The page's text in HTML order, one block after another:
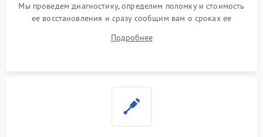
Мы проведем диагностику, определим поломку и стоимость
ее восстановления и сразу сообщим вам о сроках ее
Подробнее